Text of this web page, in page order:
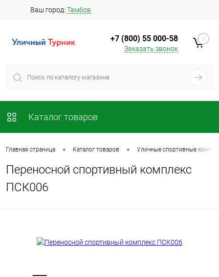
Ваш город: Тамбов
+7 (800) 55 000-58
Заказать звонок
0
Каталог товаров
Главная страница • Каталог товаров • Уличные спортивные
Переносной спортивный комплекс
ПСК006